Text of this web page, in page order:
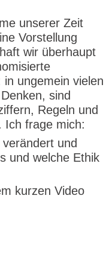
unserer Zeit
Vorstellung
wir überhaupt
in ungemein vielen
sind
Regeln und
Ich frage mich:
und
und welche Ethik
kurzen Video